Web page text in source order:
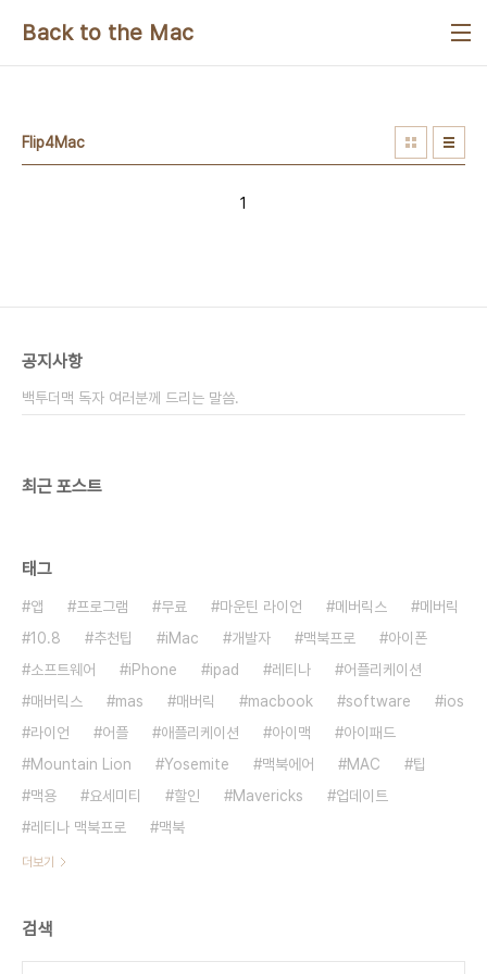
Back to the Mac
Flip4Mac
1
공지사항
백투더맥 독자 여러분께 드리는 말씀.
최근 포스트
태그
앱 프로그램 무료 마운틴 라이언 메버릭스
메버릭
10.8
추천팁 iMac 개발자 맥북프로
아이폰
소프트웨어
iPhone ipad 레티나
어플리케이션
매버릭스
mas 매버릭 macbook software
ios
라이언
어플 애플리케이션 아이맥
아이패드
Mountain Lion
Yosemite 맥북에어 MAC
팁
맥용
요세미티 할인 Mavericks
업데이트
레티나 맥북프로
맥북
더보기
검색